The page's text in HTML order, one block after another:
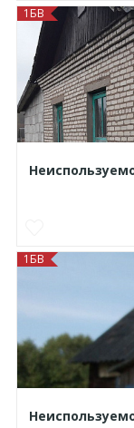
1БВ
1БВ